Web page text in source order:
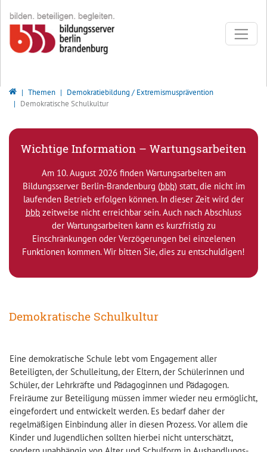
Bildungsserver Berlin - Brandenburg
Themen
Demokratiebildung / Extremismusprävention
Demokratische Schulkultur
Wichtige Information – Wartungsarbeiten
Am 10. August 2026 finden Wartungsarbeiten am
Bildungsserver Berlin-Brandenburg (bbb) statt, die nicht im
laufenden Betrieb erfolgen können. In dieser Zeit wird der
bbb zeitweise nicht erreichbar sein. Auch nach Abschluss
der Wartungsarbeiten kann es kurzfristig zu
Einschränkungen oder Verzögerungen bei einzelenen
Funktionen kommen. Wir bitten Sie, dies zu entschuldigen!
Demokratische Schulkultur
Eine demokratische Schule lebt vom Engagement aller
Beteiligten, der Schulleitung, der Eltern, der Schülerinnen und
Schüler, der Lehrkräfte und Pädagoginnen und Pädagogen.
Freiräume zur Beteiligung müssen immer wieder neu ermöglicht,
eingefordert und entwickelt werden. Es bedarf daher der
regelmäßigen Einbindung aller in diesen Prozess. Vor allem die
Kinder und Jugendlichen sollten hierbei nicht unterschätzt,